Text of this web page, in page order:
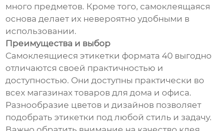
много предметов. Кроме того, самоклеящаяся
основа делает их невероятно удобными в
использовании.
Преимущества и выбор
Самоклеящиеся этикетки формата 40 выгодно
отличаются своей практичностью и
доступностью. Они доступны практически во
всех магазинах товаров для дома и офиса.
Разнообразие цветов и дизайнов позволяет
подобрать этикетки под любой стиль и задачу.